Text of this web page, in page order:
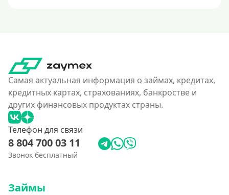
Самая актуальная информация о займах, кредитах,
кредитных картах, страхованиях, банкростве и
других финансовых продуктах страны.
Телефон для связи
8 804 700 03 11
Звонок бесплатный
Займы